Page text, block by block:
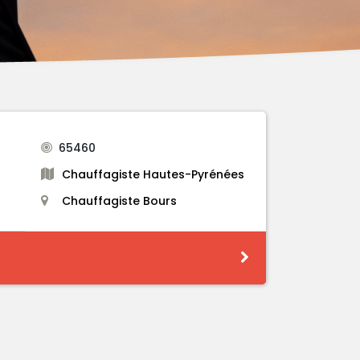
65460
Chauffagiste Hautes-Pyrénées
Chauffagiste Bours